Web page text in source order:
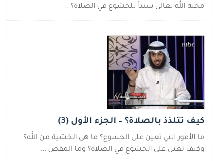
محبة الله تعالى سبباً للخشوع في الصلاة؟ ...
كيف تتلذذ بالصلاة؟ – الجزء الأول (3)
ما الأمور التي تعين على الخشوع؟ ما هي الخشية من الله؟
وكيف تعين على الخشوع في الصلاة؟ وما المقص ...